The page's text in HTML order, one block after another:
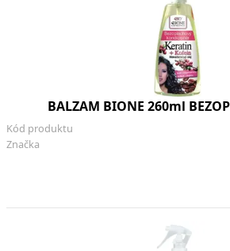
BALZAM BIONE 260ml
Značka
Kód produktu